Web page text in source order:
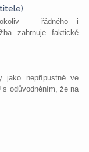
– řádného i
zahrnuje faktické
jako nepřípustné ve
s odůvodněním, že na